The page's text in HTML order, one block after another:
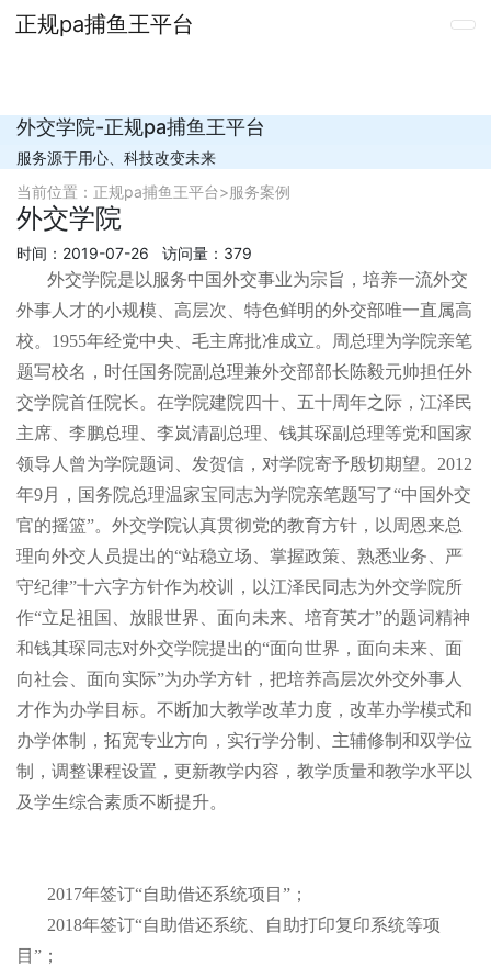
正规pa捕鱼王平台
外交学院-正规pa捕鱼王平台
服务源于用心、科技改变未来
当前位置： 正规pa捕鱼王平台>服务案例
外交学院
时间：2019-07-26 访问量：379
外交学院是以服务中国外交事业为宗旨，培养一流外交
外事人才的小规模、高层次、特色鲜明的外交部唯一直属高
校。1955年经党中央、毛主席批准成立。周总理为学院亲笔
题写校名，时任国务院副总理兼外交部部长陈毅元帅担任外
交学院首任院长。在学院建院四十、五十周年之际，江泽民
主席、李鹏总理、李岚清副总理、钱其琛副总理等党和国家
领导人曾为学院题词、发贺信，对学院寄予殷切期望。2012
年9月，国务院总理温家宝同志为学院亲笔题写了“中国外交
官的摇篮”。外交学院认真贯彻党的教育方针，以周恩来总
理向外交人员提出的“站稳立场、掌握政策、熟悉业务、严
守纪律”十六字方针作为校训，以江泽民同志为外交学院所
作“立足祖国、放眼世界、面向未来、培育英才”的题词精神
和钱其琛同志对外交学院提出的“面向世界，面向未来、面
向社会、面向实际”为办学方针，把培养高层次外交外事人
才作为办学目标。不断加大教学改革力度，改革办学模式和
办学体制，拓宽专业方向，实行学分制、主辅修制和双学位
制，调整课程设置，更新教学内容，教学质量和教学水平以
及学生综合素质不断提升。
2017年签订“自助借还系统项目”；
2018年签订“自助借还系统、自助打印复印系统等项
目”；